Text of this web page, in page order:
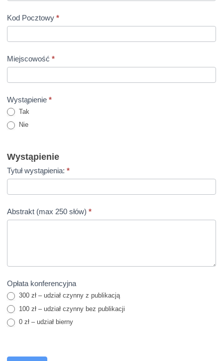
Kod Pocztowy *
Miejscowość *
Wystąpienie *
Tak
Nie
Wystąpienie
Tytuł wystąpienia: *
Abstrakt (max 250 słów) *
Opłata konferencyjna
300 zł – udział czynny z publikacją
100 zł – udział czynny bez publikacji
0 zł – udział bierny